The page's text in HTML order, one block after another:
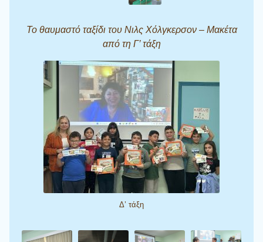
Το θαυμαστό ταξίδι του Νιλς Χόλγκερσον – Μακέτα
από τη Γ’ τάξη
Δ’ τάξη